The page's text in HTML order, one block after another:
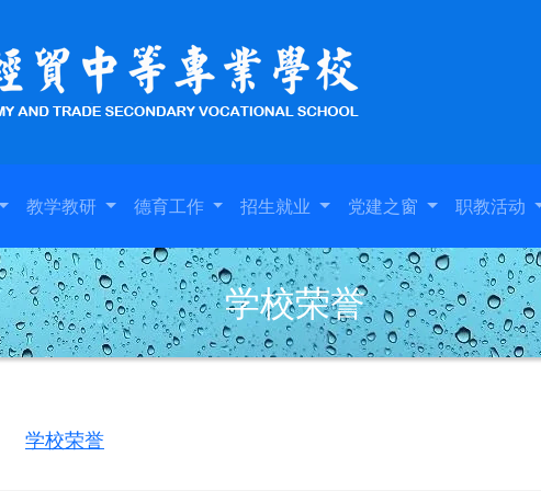
教学教研 德育工作 招生就业 党建之窗 职教活动
学校荣誉
学校荣誉